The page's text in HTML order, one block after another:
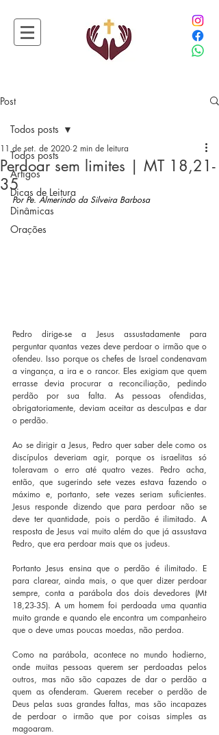
Post
Todos posts
Artigos
Dicas de Leitura
Dinâmicas
Orações
Todos posts
Perdoar sem limites | MT 18,21-
35
11 de set. de 2020 2 min de leitura
Por Pe. Almerindo da Silveira Barbosa
Pedro dirige-se a Jesus assustadamente para
perguntar quantas vezes deve perdoar o irmão que o
ofendeu. Isso porque os chefes de Israel condenavam
a vingança, a ira e o rancor. Eles exigiam que quem
errasse devia procurar a reconciliação, pedindo
perdão por sua falta. As pessoas ofendidas,
obrigatoriamente, deviam aceitar as desculpas e dar
o perdão.
Ao se dirigir a Jesus, Pedro quer saber dele como os
discípulos deveriam agir, porque os israelitas só
toleravam o erro até quatro vezes. Pedro acha,
então, que sugerindo sete vezes estava fazendo o
máximo e, portanto, sete vezes seriam suficientes.
Jesus responde dizendo que para perdoar não se
deve ter quantidade, pois o perdão é ilimitado. A
resposta de Jesus vai muito além do que já assustava
Pedro, que era perdoar mais que os judeus.
Portanto Jesus ensina que o perdão é ilimitado. E
para clarear, ainda mais, o que quer dizer perdoar
sempre, conta a parábola dos dois devedores (Mt
18,23-35). A um homem foi perdoada uma quantia
muito grande e quando ele encontra um companheiro
que o deve umas poucas moedas, não perdoa.
Como na parábola, acontece no mundo hodierno,
onde muitas pessoas querem ser perdoadas pelos
outros, mas não são capazes de dar o perdão a
quem as ofenderam. Querem receber o perdão de
Deus pelas suas grandes faltas, mas são incapazes
de perdoar o irmão que por coisas simples as
magoaram.